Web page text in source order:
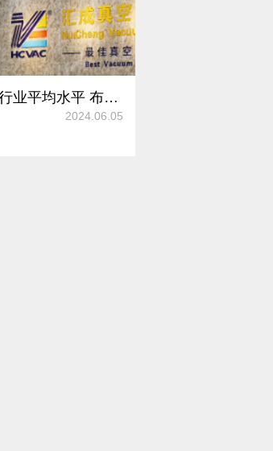
汇成真空：ROE高于行业平均水平 布局工业品等新兴产业拓展增长空间
2024.06.05